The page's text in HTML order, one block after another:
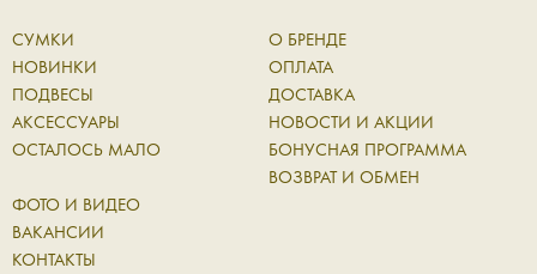
СУМКИ
НОВИНКИ
ПОДВЕСЫ
АКСЕССУАРЫ
ОСТАЛОСЬ МАЛО
О БРЕНДЕ
ОПЛАТА
ДОСТАВКА
НОВОСТИ И АКЦИИ
БОНУСНАЯ ПРОГРАММА
ВОЗВРАТ И ОБМЕН
ФОТО И ВИДЕО
ВАКАНСИИ
КОНТАКТЫ